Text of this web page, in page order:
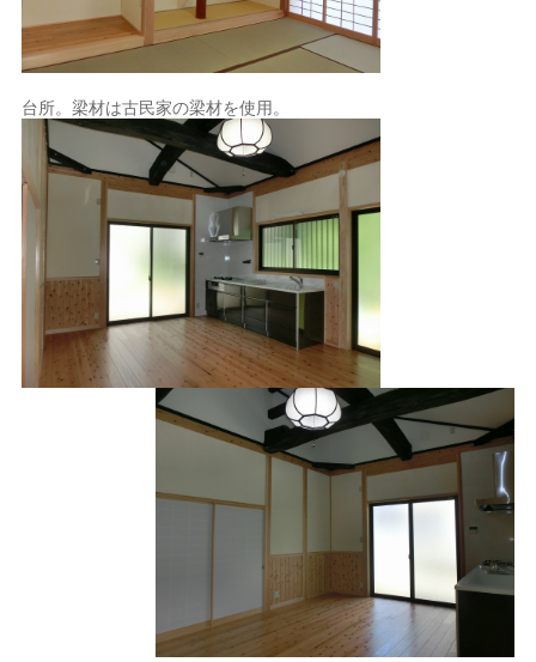
台所。梁材は古民家の梁材を使用。